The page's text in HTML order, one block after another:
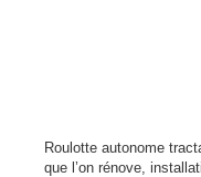
Roulotte autonome
que l’on rénove,